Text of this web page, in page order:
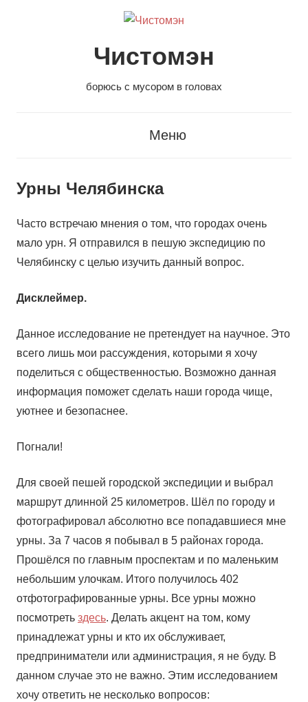
Чистомэн
борюсь с мусором в головах
Меню
Урны Челябинска
Часто встречаю мнения о том, что городах очень
мало урн. Я отправился в пешую экспедицию по
Челябинску с целью изучить данный вопрос.
Дисклеймер.
Данное исследование не претендует на научное. Это
всего лишь мои рассуждения, которыми я хочу
поделиться с общественностью. Возможно данная
информация поможет сделать наши города чище,
уютнее и безопаснее.
Погнали!
Для своей пешей городской экспедиции и выбрал
маршрут длинной 25 километров. Шёл по городу и
фотографировал абсолютно все попадавшиеся мне
урны. За 7 часов я побывал в 5 районах города.
Прошёлся по главным проспектам и по маленьким
небольшим улочкам. Итого получилось 402
отфотографированные урны. Все урны можно
посмотреть здесь. Делать акцент на том, кому
принадлежат урны и кто их обслуживает,
предприниматели или администрация, я не буду. В
данном случае это не важно. Этим исследованием
хочу ответить не несколько вопросов: